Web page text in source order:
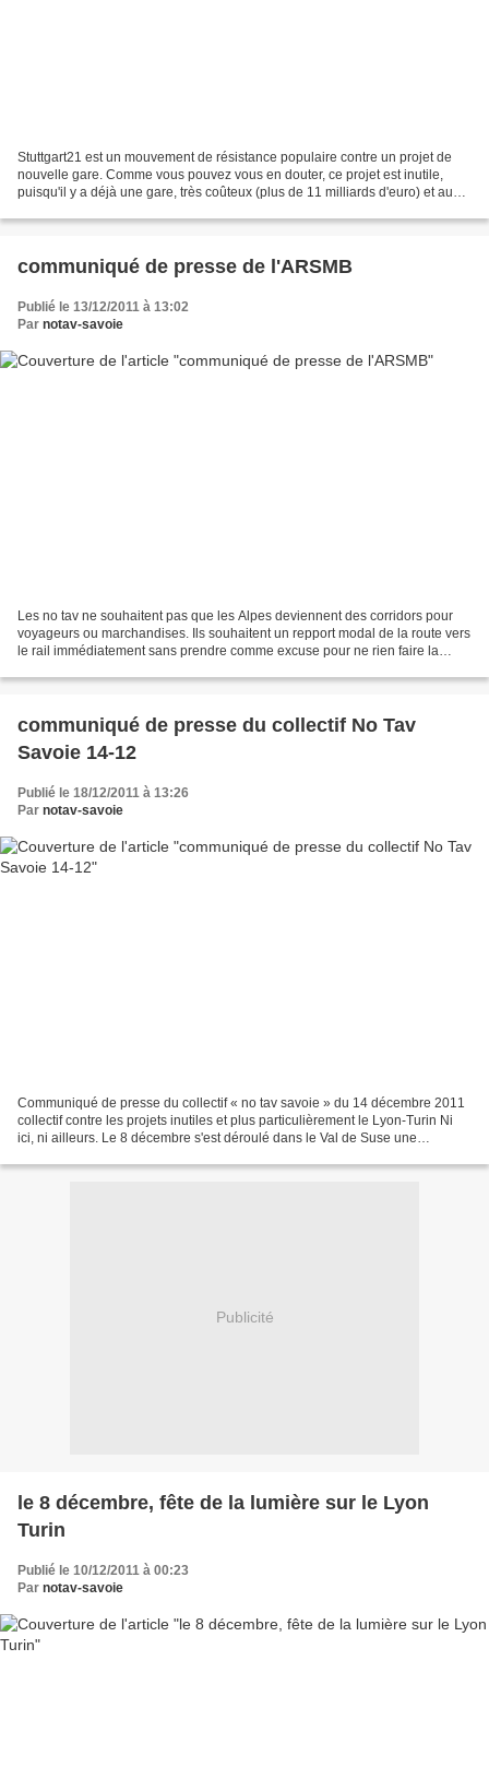
Stuttgart21 est un mouvement de résistance populaire contre un projet de
nouvelle gare. Comme vous pouvez vous en douter, ce projet est inutile,
puisqu'il y a déjà une gare, très coûteux (plus de 11 milliards d'euro) et aussi
communiqué de presse de l'ARSMB
Publié le 13/12/2011 à 13:02
Par notav-savoie
Les no tav ne souhaitent pas que les Alpes deviennent des corridors pour
voyageurs ou marchandises. Ils souhaitent un repport modal de la route vers
le rail immédiatement sans prendre comme excuse pour ne rien faire la
communiqué de presse du collectif No Tav
Savoie 14-12
Publié le 18/12/2011 à 13:26
Par notav-savoie
Communiqué de presse du collectif « no tav savoie » du 14 décembre 2011
collectif contre les projets inutiles et plus particulièrement le Lyon-Turin Ni
ici, ni ailleurs. Le 8 décembre s'est déroulé dans le Val de Suse une
Publicité
le 8 décembre, fête de la lumière sur le Lyon
Turin
Publié le 10/12/2011 à 00:23
Par notav-savoie